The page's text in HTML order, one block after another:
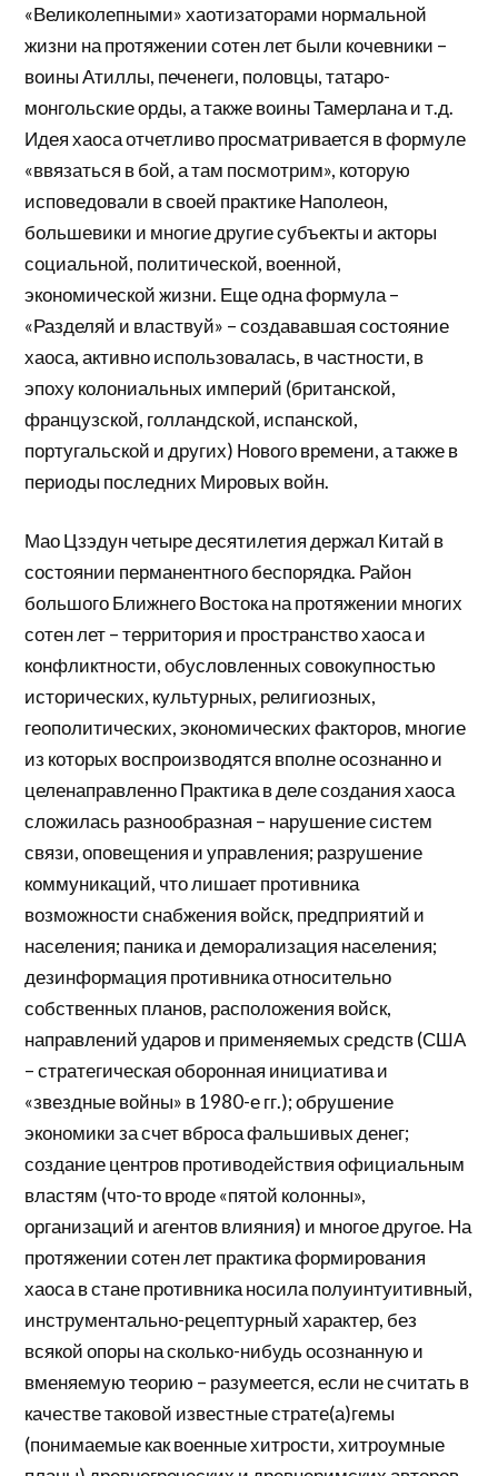
«Великолепными» хаотизаторами нормальной
жизни на протяжении сотен лет были кочевники –
воины Атиллы, печенеги, половцы, татаро-
монгольские орды, а также воины Тамерлана и т.д.
Идея хаоса отчетливо просматривается в формуле
«ввязаться в бой, а там посмотрим», которую
исповедовали в своей практике Наполеон,
большевики и многие другие субъекты и акторы
социальной, политической, военной,
экономической жизни. Еще одна формула –
«Разделяй и властвуй» – создававшая состояние
хаоса, активно использовалась, в частности, в
эпоху колониальных империй (британской,
французской, голландской, испанской,
португальской и других) Нового времени, а также в
периоды последних Мировых войн.
Мао Цзэдун четыре десятилетия держал Китай в
состоянии перманентного беспорядка. Район
большого Ближнего Востока на протяжении многих
сотен лет – территория и пространство хаоса и
конфликтности, обусловленных совокупностью
исторических, культурных, религиозных,
геополитических, экономических факторов, многие
из которых воспроизводятся вполне осознанно и
целенаправленно Практика в деле создания хаоса
сложилась разнообразная – нарушение систем
связи, оповещения и управления; разрушение
коммуникаций, что лишает противника
возможности снабжения войск, предприятий и
населения; паника и деморализация населения;
дезинформация противника относительно
собственных планов, расположения войск,
направлений ударов и применяемых средств (США
– стратегическая оборонная инициатива и
«звездные войны» в 1980-е гг.); обрушение
экономики за счет вброса фальшивых денег;
создание центров противодействия официальным
властям (что-то вроде «пятой колонны»,
организаций и агентов влияния) и многое другое. На
протяжении сотен лет практика формирования
хаоса в стане противника носила полуинтуитивный,
инструментально-рецептурный характер, без
всякой опоры на сколько-нибудь осознанную и
вменяемую теорию – разумеется, если не считать в
качестве таковой известные страте(а)гемы
(понимаемые как военные хитрости, хитроумные